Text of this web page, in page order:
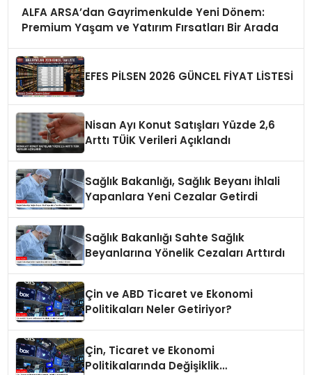
ALFA ARSA’dan Gayrimenkulde Yeni Dönem:
Premium Yaşam ve Yatırım Fırsatları Bir Arada
EFES PİLSEN 2026 GÜNCEL FİYAT LİSTESİ
Nisan Ayı Konut Satışları Yüzde 2,6
Arttı TÜİK Verileri Açıklandı
Sağlık Bakanlığı, Sağlık Beyanı İhlali
Yapanlara Yeni Cezalar Getirdi
Sağlık Bakanlığı Sahte Sağlık
Beyanlarına Yönelik Cezaları Arttırdı
Çin ve ABD Ticaret ve Ekonomi
Politikaları Neler Getiriyor?
Çin, Ticaret ve Ekonomi
Politikalarında Değişiklik